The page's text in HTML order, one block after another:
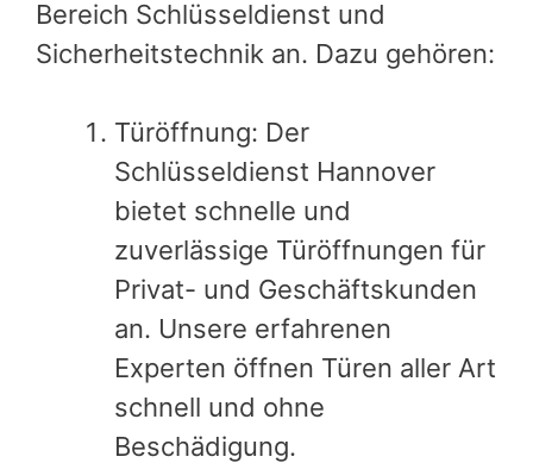
Bereich Schlüsseldienst und
Sicherheitstechnik an. Dazu gehören:
Türöffnung: Der
Schlüsseldienst Hannover
bietet schnelle und
zuverlässige Türöffnungen für
Privat- und Geschäftskunden
an. Unsere erfahrenen
Experten öffnen Türen aller Art
schnell und ohne
Beschädigung.